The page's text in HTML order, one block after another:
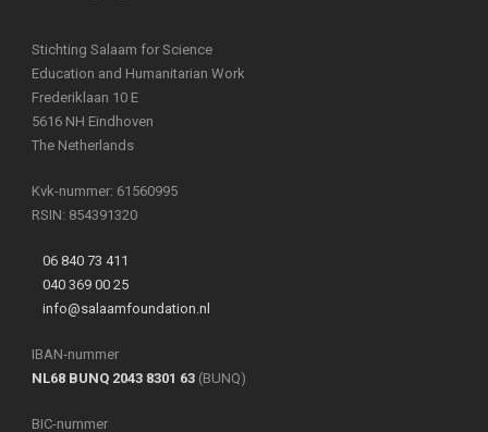
Stichting Salaam for Science
Education and Humanitarian Work
Frederiklaan 10 E
5616 NH Eindhoven
The Netherlands
Kvk-nummer: 61560995
RSIN: 854391320
06 840 73 411
040 369 00 25
info@salaamfoundation.nl
IBAN-nummer
NL68 BUNQ 2043 8301 63 (BUNQ)
BIC-nummer